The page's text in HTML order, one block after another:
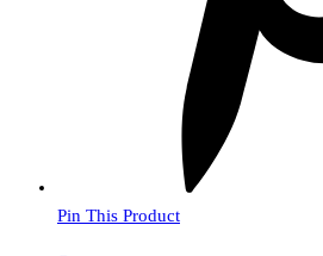
Pin This Product